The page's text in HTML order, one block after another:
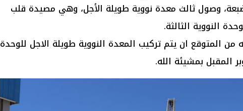
وصول ثالث معدة نووية طويلة الأجل، وهي مصيدة قلب
النووية الثالثة.
من المتوقع ان يتم تركيب المعدة النووية طويلة الاجل للوحدة
المقبل بمشيئة الله.